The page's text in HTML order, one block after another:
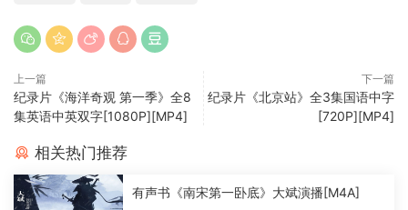
上一篇
纪录片《海洋奇观 第一季》全8
集英语中英双字[1080P][MP4]
下一篇
纪录片《北京站》全3集国语中字
[720P][MP4]
相关热门推荐
有声书《南宋第一卧底》大斌演播[M4A]